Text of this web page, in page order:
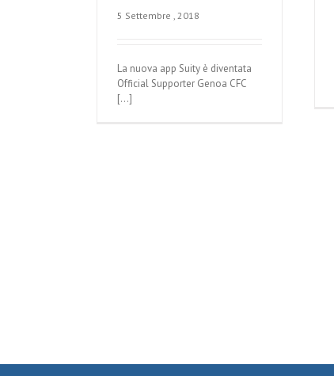
5 Settembre , 2018
La nuova app Suity è diventata
Official Supporter Genoa CFC
[...]